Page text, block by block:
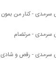
سرمدی - کنار من بمون
سرمدی - مرتضام
سرمدی - رقص و شادی